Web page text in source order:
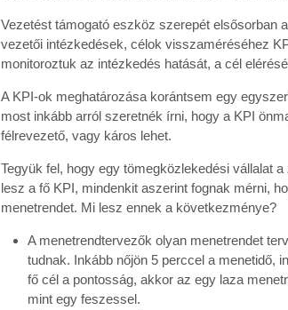
Vezetést támogató eszköz szerepét elsősorban
vezetői intézkedések, célok visszaméréséhez
monitoroztuk az intézkedés hatását, a cél
A KPI-ok meghatározása korántsem egy
most inkább arról szeretnék írni, hogy a KPI
félrevezető, vagy káros lehet.
Tegyük fel, hogy egy tömegközlekedési vállalat
lesz a fő KPI, mindenkit aszerint fognak mérni,
menetrendet. Mi lesz ennek a következménye?
A menetrendtervezők olyan menetrendet
tudnak. Inkább nőjön 5 perccel a menetidő,
fő cél a pontosság, akkor az egy laza
mint egy feszessel.